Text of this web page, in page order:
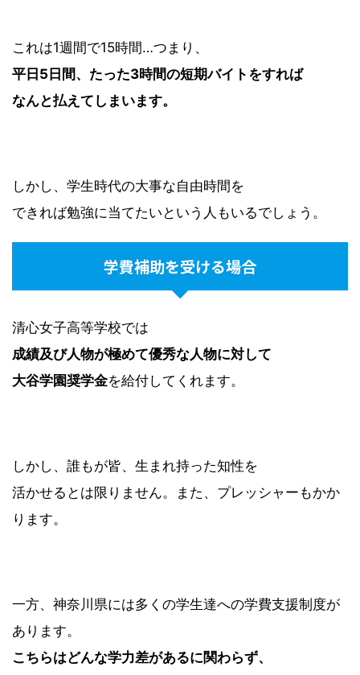
これは1週間で15時間…つまり、
平日5日間、たった3時間の短期バイトをすれば
なんと払えてしまいます。
しかし、学生時代の大事な自由時間を
できれば勉強に当てたいという人もいるでしょう。
学費補助を受ける場合
清心女子高等学校では
成績及び人物が極めて優秀な人物に対して
大谷学園奨学金を給付してくれます。
しかし、誰もが皆、生まれ持った知性を
活かせるとは限りません。また、プレッシャーもかか
ります。
一方、神奈川県には多くの学生達への学費支援制度が
あります。
こちらはどんな学力差があるに関わらず、